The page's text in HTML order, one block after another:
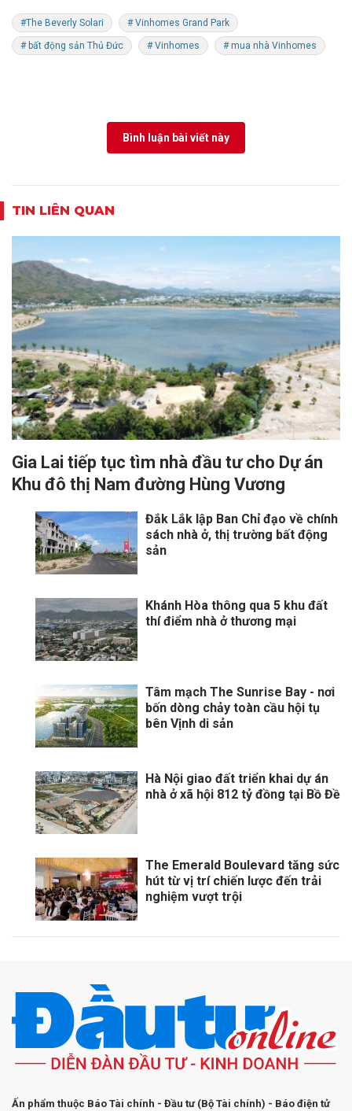
#The Beverly Solari # Vinhomes Grand Park
# bất động sản Thủ Đức # Vinhomes # mua nhà Vinhomes
Bình luận bài viết này
TIN LIÊN QUAN
Gia Lai tiếp tục tìm nhà đầu tư cho Dự án
Khu đô thị Nam đường Hùng Vương
Đắk Lắk lập Ban Chỉ đạo về chính
sách nhà ở, thị trường bất động
sản
Khánh Hòa thông qua 5 khu đất
thí điểm nhà ở thương mại
Tâm mạch The Sunrise Bay - nơi
bốn dòng chảy toàn cầu hội tụ
bên Vịnh di sản
Hà Nội giao đất triển khai dự án
nhà ở xã hội 812 tỷ đồng tại Bồ Đề
The Emerald Boulevard tăng sức
hút từ vị trí chiến lược đến trải
nghiệm vượt trội
Ấn phẩm thuộc Báo Tài chính - Đầu tư (Bộ Tài chính) - Báo điện tử